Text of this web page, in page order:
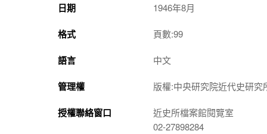
日期 1946年8月
格式 頁數:99
語言 中文
管理權 版權:中央研究院近代史研究
授權聯絡窗口
近史所檔案館閱覽室
02-27898284